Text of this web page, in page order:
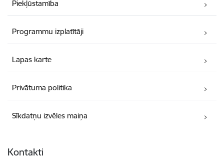
Piekļūstamība
Programmu izplatītāji
Lapas karte
Privātuma politika
Sīkdatņu izvēles maiņa
Kontakti